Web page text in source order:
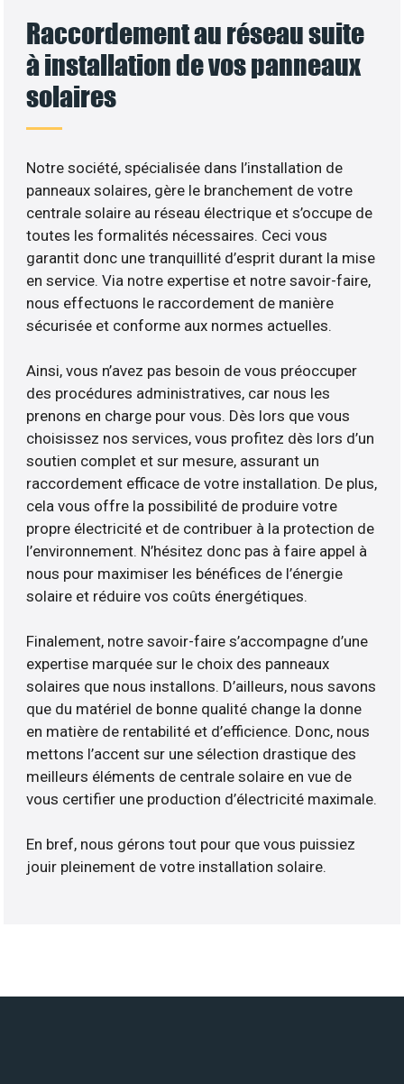
Raccordement au réseau suite
à installation de vos panneaux
solaires
Notre société, spécialisée dans l’installation de
panneaux solaires, gère le branchement de votre
centrale solaire au réseau électrique et s’occupe de
toutes les formalités nécessaires. Ceci vous
garantit donc une tranquillité d’esprit durant la mise
en service. Via notre expertise et notre savoir-faire,
nous effectuons le raccordement de manière
sécurisée et conforme aux normes actuelles.
Ainsi, vous n’avez pas besoin de vous préoccuper
des procédures administratives, car nous les
prenons en charge pour vous. Dès lors que vous
choisissez nos services, vous profitez dès lors d’un
soutien complet et sur mesure, assurant un
raccordement efficace de votre installation. De plus,
cela vous offre la possibilité de produire votre
propre électricité et de contribuer à la protection de
l’environnement. N’hésitez donc pas à faire appel à
nous pour maximiser les bénéfices de l’énergie
solaire et réduire vos coûts énergétiques.
Finalement, notre savoir-faire s’accompagne d’une
expertise marquée sur le choix des panneaux
solaires que nous installons. D’ailleurs, nous savons
que du matériel de bonne qualité change la donne
en matière de rentabilité et d’efficience. Donc, nous
mettons l’accent sur une sélection drastique des
meilleurs éléments de centrale solaire en vue de
vous certifier une production d’électricité maximale.
En bref, nous gérons tout pour que vous puissiez
jouir pleinement de votre installation solaire.